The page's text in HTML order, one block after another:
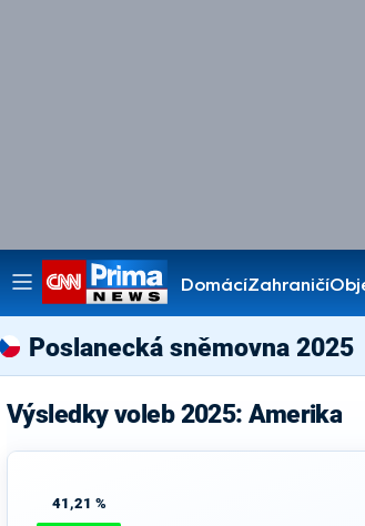
DomácíZahraničí
Pořady
Poslanecká sněmovna 2025
Výsledky voleb 2025: Amerika
41,21 %